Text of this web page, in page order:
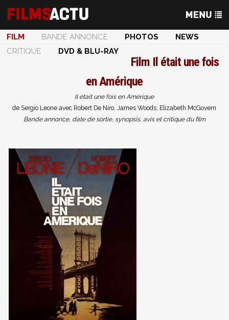
FILM BANDE ANNONCE PHOTOS
NEWS
CRITIQUE
DVD & BLU-RAY
Film Il était une fois
en Amérique
Il était une fois en Amérique
de Sergio Leone avec Robert De Niro, James Woods, Elizabeth McGovern
Bande annonce, date de sortie, synopsis, avis et critique du film